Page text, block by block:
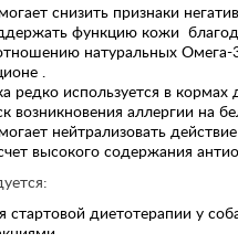
снизить признаки
функцию кожи
натуральных
.
редко используется в кормах
возникновения аллергии на
нейтрализовать
высокого содержания
стартовой диетотерапии у